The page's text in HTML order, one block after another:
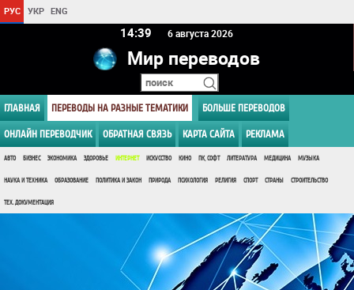
РУС УКР ENG
14:39 6 августа 2026
Мир переводов
ГЛАВНАЯ ПЕРЕВОДЫ НА РАЗНЫЕ ТЕМАТИКИ БОЛЬШЕ ПЕРЕВОДОВ
ОНЛАЙН ПЕРЕВОДЧИК ОБРАТНАЯ СВЯЗЬ КАРТА САЙТА РЕКЛАМА
АВТО БИЗНЕС ЭКОНОМИКА ЗДОРОВЬЕ ИНТЕРНЕТ ИСКУССТВО КИНО ПК, СОФТ ЛИТЕРАТУРА МЕДИЦИНА МУЗЫКА
НАУКА И ТЕХНИКА ОБРАЗОВАНИЕ ПОЛИТИКА И ЗАКОН ПРИРОДА ПСИХОЛОГИЯ РЕЛИГИЯ СПОРТ СТРАНЫ СТРОИТЕЛЬСТВО
ТЕХ. ДОКУМЕНТАЦИЯ